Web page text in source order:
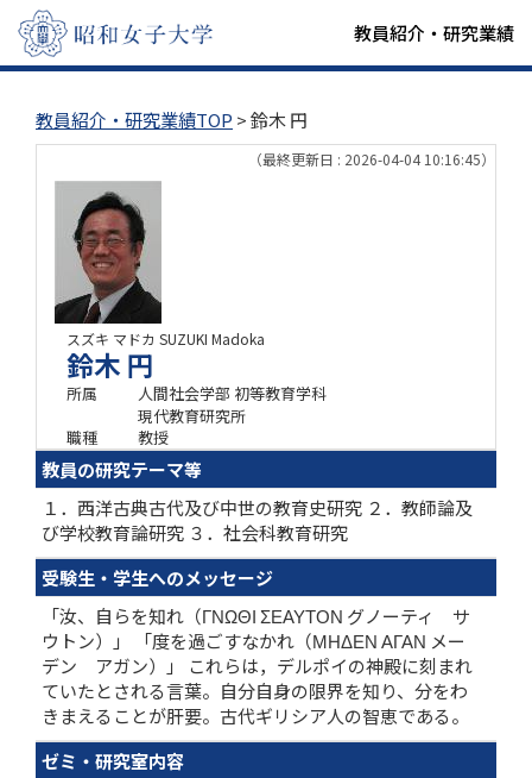
教員紹介・研究業績
教員紹介・研究業績TOP > 鈴木 円
（最終更新日 : 2026-04-04 10:16:45）
スズキ マドカ SUZUKI Madoka
鈴木 円
所属
人間社会学部 初等教育学科
現代教育研究所
職種
教授
教員の研究テーマ等
１．西洋古典古代及び中世の教育史研究 ２．教師論及
び学校教育論研究 ３．社会科教育研究
受験生・学生へのメッセージ
「汝、自らを知れ（ΓΝΩΘΙ ΣΕΑΥΤΟΝ グノーティ サ
ウトン）」 「度を過ごすなかれ（ΜΗΔΕΝ ΑΓΑΝ メー
デン アガン）」 これらは，デルポイの神殿に刻まれ
ていたとされる言葉。自分自身の限界を知り、分をわ
きまえることが肝要。古代ギリシア人の智恵である。
ゼミ・研究室内容